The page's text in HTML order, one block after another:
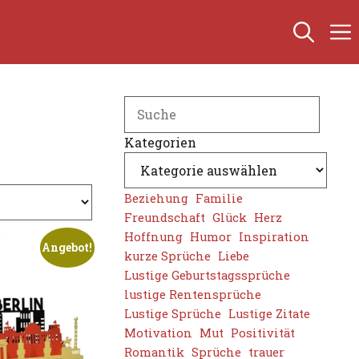
Angebot!
Kategorien
Beziehung Familie
Freundschaft Glück Herz
Hoffnung Humor Inspiration
kurze Sprüche Liebe
Lustige Geburtstagssprüche
lustige Rentensprüche
Lustige Sprüche Lustige Zitate
Motivation Mut Positivität
Romantik Sprüche trauer